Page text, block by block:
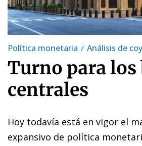
Política monetaria Análisis de
Turno para los
centrales
Hoy todavía está en vigor el
expansivo de política